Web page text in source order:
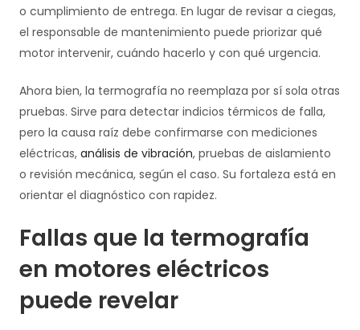
o cumplimiento de entrega. En lugar de revisar a ciegas,
el responsable de mantenimiento puede priorizar qué
motor intervenir, cuándo hacerlo y con qué urgencia.
Ahora bien, la termografía no reemplaza por sí sola otras
pruebas. Sirve para detectar indicios térmicos de falla,
pero la causa raíz debe confirmarse con mediciones
eléctricas, análisis de vibración, pruebas de aislamiento
o revisión mecánica, según el caso. Su fortaleza está en
orientar el diagnóstico con rapidez.
Fallas que la termografía
en motores eléctricos
puede revelar